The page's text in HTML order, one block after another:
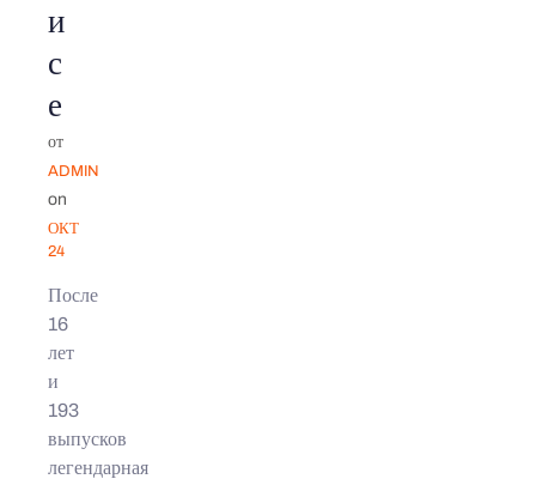
и
с
е
от
ADMIN
on
ОКТ
24
После
16
лет
и
193
выпусков
легендарная